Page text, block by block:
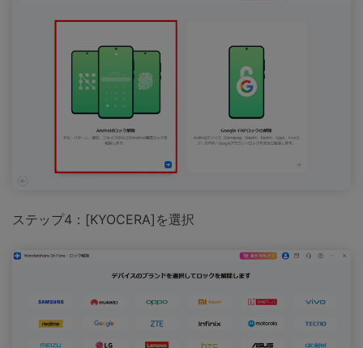
ステップ4：[KYOCERA]を選択